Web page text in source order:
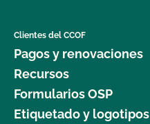
Clientes del CCOF
Pagos y renovaciones
Recursos
Formularios OSP
Etiquetado y logotipos